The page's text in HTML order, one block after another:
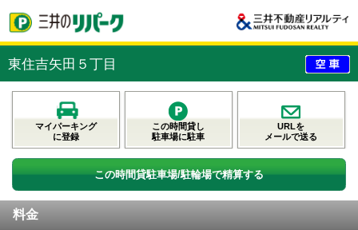
東住吉矢田５丁目
マイパーキング
に登録
この時間貸し
駐車場に駐車
URLを
メールで送る
この時間貸駐車場/駐輪場で精算する
料金